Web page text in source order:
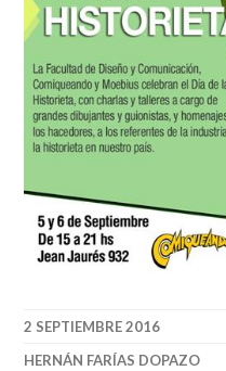
2 SEPTIEMBRE 2016
HERNÁN FARÍAS DOPAZO